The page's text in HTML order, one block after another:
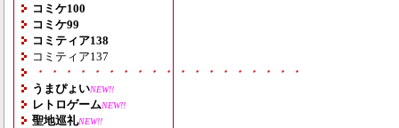
コミケ100
コミケ99
コミティア138
コミティア137
・・・・・・・・・・・・・・・・・・・
うまぴょいNEW!!
レトロゲームNEW!!
聖地巡礼NEW!!